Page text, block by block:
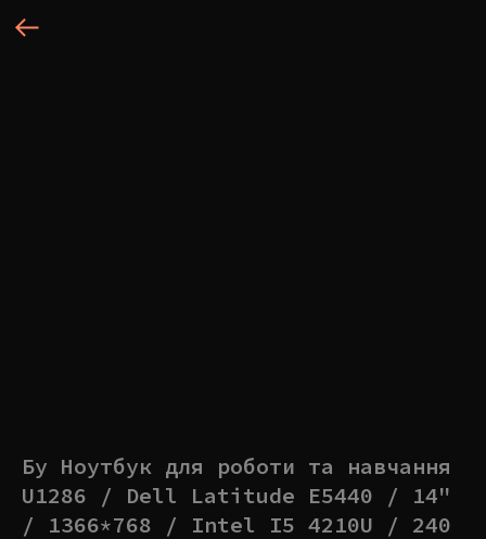
Бу Ноутбук для роботи та навчання
U1286 / Dell Latitude E5440 / 14"
/ 1366*768 / Intel I5 4210U / 240